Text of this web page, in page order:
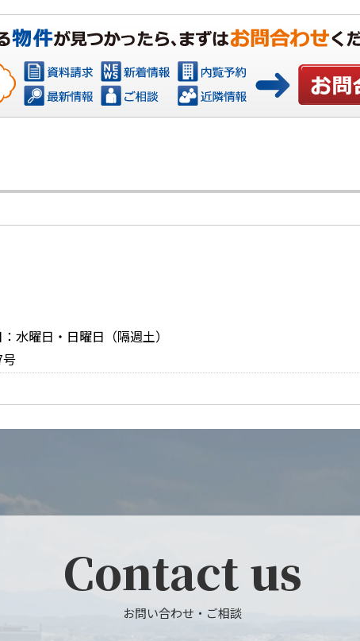
お問い合
水曜日・日曜日（隔週土）
Contact us
お問い合わせ・ご相談